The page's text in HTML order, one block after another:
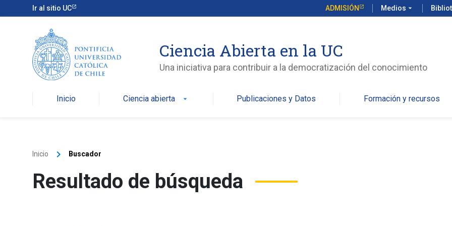
Ir al sitio UC ADMISIÓN Medios arrow_drop_down
Ciencia Abierta en la UC
Una iniciativa para contribuir a la democratización del conocimiento
Inicio Ciencia abierta arrow_drop_down Publicaciones y Datos Formación y recursos
Inicio keyboard_arrow_right Buscador
Resultado de búsqueda